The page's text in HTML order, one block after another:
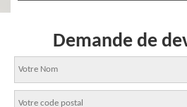
Demande de